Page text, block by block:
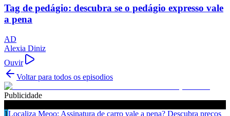
Tag de pedágio: descubra se o pedágio expresso vale
a pena
AD
Alexia Diniz
Ouvir
Voltar para todos os episodios
Publicidade
1Localiza Meoo: Assinatura de carro vale a pena? Descubra preços